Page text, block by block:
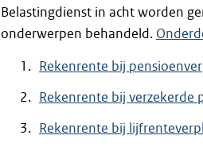
Belastingdienst in acht worden
onderwerpen behandeld.
Rekenrente bij
Rekenrente bij verzekerde
Rekenrente bij